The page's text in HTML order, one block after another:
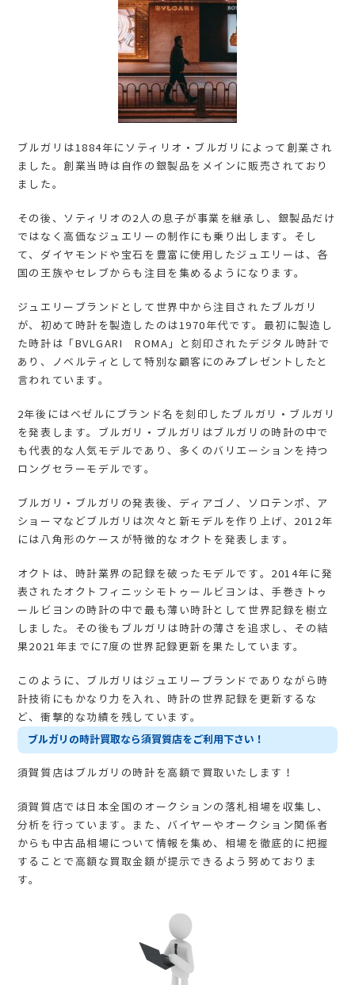
ブルガリは1884年にソティリオ・ブルガリによって創業され
ました。創業当時は自作の銀製品をメインに販売されており
ました。
その後、ソティリオの2人の息子が事業を継承し、銀製品だけ
ではなく高価なジュエリーの制作にも乗り出します。そし
て、ダイヤモンドや宝石を豊富に使用したジュエリーは、各
国の王族やセレブからも注目を集めるようになります。
ジュエリーブランドとして世界中から注目されたブルガリ
が、初めて時計を製造したのは1970年代です。最初に製造し
た時計は「BVLGARI ROMA」と刻印されたデジタル時計で
あり、ノベルティとして特別な顧客にのみプレゼントしたと
言われています。
2年後にはベゼルにブランド名を刻印したブルガリ・ブルガリ
を発表します。ブルガリ・ブルガリはブルガリの時計の中で
も代表的な人気モデルであり、多くのバリエーションを持つ
ロングセラーモデルです。
ブルガリ・ブルガリの発表後、ディアゴノ、ソロテンポ、ア
ショーマなどブルガリは次々と新モデルを作り上げ、2012年
には八角形のケースが特徴的なオクトを発表します。
オクトは、時計業界の記録を破ったモデルです。2014年に発
表されたオクトフィニッシモトゥールビヨンは、手巻きトゥ
ールビヨンの時計の中で最も薄い時計として世界記録を樹立
しました。その後もブルガリは時計の薄さを追求し、その結
果2021年までに7度の世界記録更新を果たしています。
このように、ブルガリはジュエリーブランドでありながら時
計技術にもかなり力を入れ、時計の世界記録を更新するな
ど、衝撃的な功績を残しています。
ブルガリの時計買取なら須賀質店をご利用下さい！
須賀質店はブルガリの時計を高額で買取いたします！
須賀質店では日本全国のオークションの落札相場を収集し、
分析を行っています。また、バイヤーやオークション関係者
からも中古品相場について情報を集め、相場を徹底的に把握
することで高額な買取金額が提示できるよう努めておりま
す。